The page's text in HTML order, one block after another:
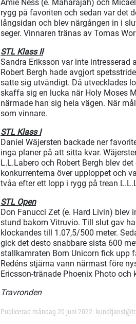
Amie Ness (e. Maharajah) och
rygg på favoriten och sedan var det
långsidan och blev närgången in i
seger. Vinnaren tränas av Tomas
STL Klass II
Sandra Eriksson var inte
Robert Bergh hade avgjort
satte sig utvändigt. Då utvecklades
skaffa sig en lucka när Holy Moses
närmade han sig hela vägen. När
som vinnare.
STL Klass I
Daniel Wäjersten backade ner
inga planer på att sitta kvar.
L.L.Labero och Robert Bergh blev
konkurrenterna över upploppet och
tvåa efter ett lopp i rygg på trean
STL Open
Don Fanucci Zet (e. Hard Livin)
stund bakom Vitruvio. Till slut gav
klockandes till 1.07,5/500 meter.
gick det desto snabbare sista 600
stallkamraten Born Unicorn fick upp
Redéns stjärna vann närmast före
Ericsson-tränade Phoenix Photo och
Travronden
Publicerad måndag 20 juni 2022.